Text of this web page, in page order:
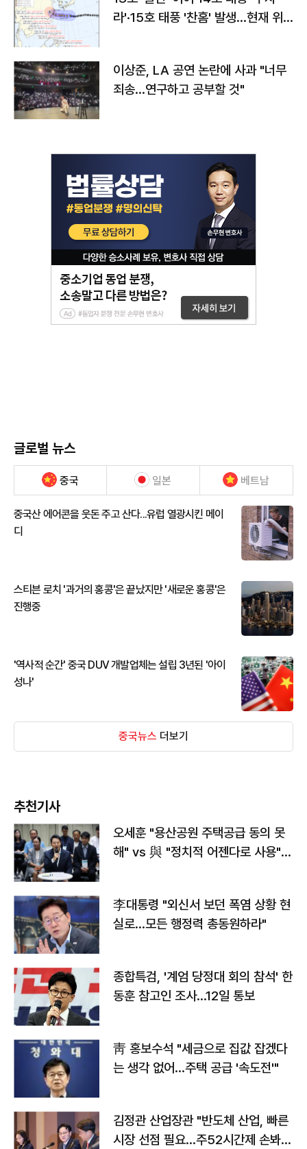
라'·15호 태풍 '찬홈' 발생…현재 위
이상준, LA 공연 논란에 사과 "너무
죄송…연구하고 공부할 것"
글로벌 뉴스
중국 일본 베트남
중국산 에어콘을 웃돈 주고 산다...유럽 열광시킨 메이
디
스티븐 로치 '과거의 홍콩'은 끝났지만 '새로운 홍콩'은
진행중
'역사적 순간' 중국 DUV 개발업체는 설립 3년된 '아이
성나'
중국뉴스 더보기
추천기사
오세훈 "용산공원 주택공급 동의 못
해" vs 與 "정치적 어젠다로 사용"
李대통령 "외신서 보던 폭염 상황 현
실로…모든 행정력 총동원하라"
종합특검, '계엄 당정대 회의 참석' 한
동훈 참고인 조사...12일 통보
靑 홍보수석 "세금으로 집값 잡겠다
는 생각 없어…주택 공급 '속도전'"
김정관 산업장관 "반도체 산업, 빠른
시장 선점 필요…주52시간제 손봐